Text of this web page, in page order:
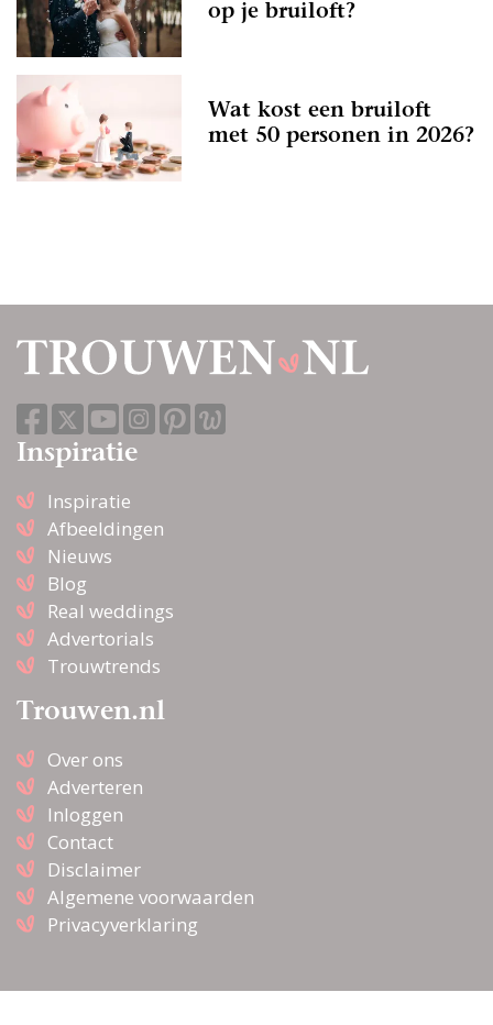
op je bruiloft?
Wat kost een bruiloft
met 50 personen in 2026?
Inspiratie
Inspiratie
Afbeeldingen
Nieuws
Blog
Real weddings
Advertorials
Trouwtrends
Trouwen.nl
Over ons
Adverteren
Inloggen
Contact
Disclaimer
Algemene voorwaarden
Privacyverklaring